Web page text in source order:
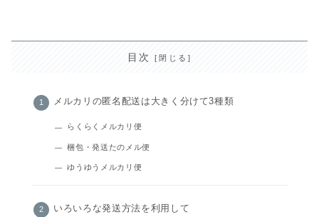
目次
メルカリの匿名配送は大きく分けて3種類
らくらくメルカリ便
梱包・発送たのメル便
ゆうゆうメルカリ便
いろいろな発送方法を利用して